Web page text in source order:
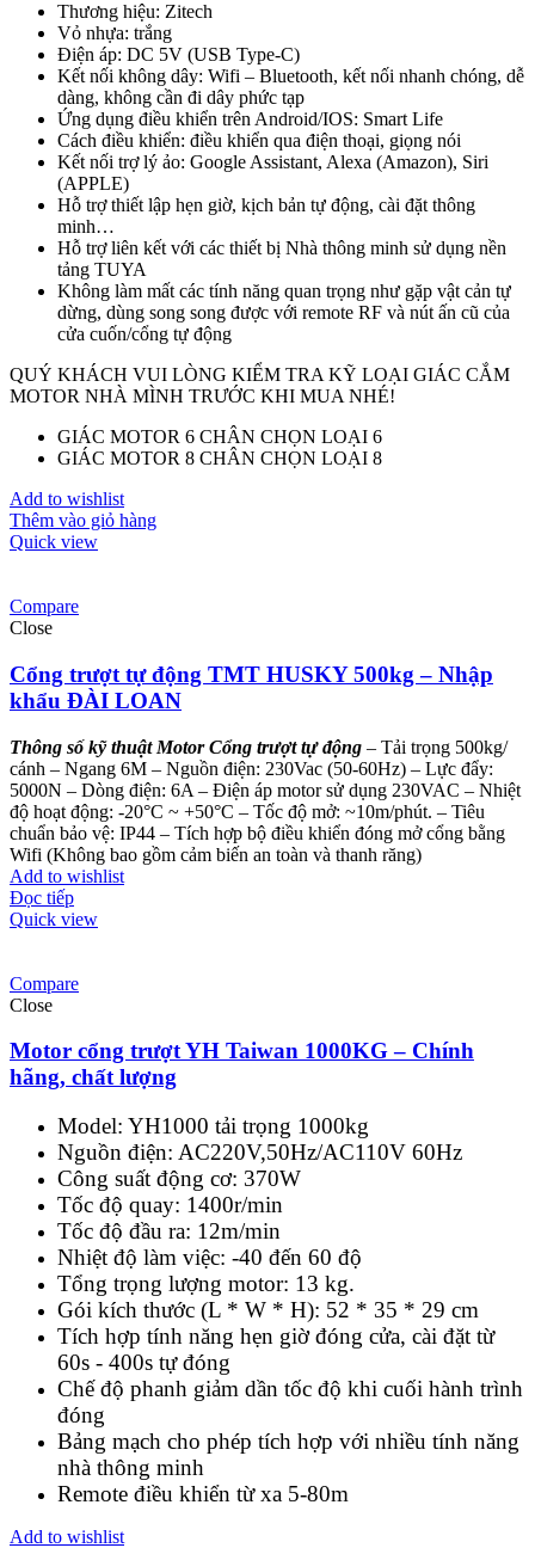
Thương hiệu: Zitech
Vỏ nhựa: trắng
Điện áp: DC 5V (USB Type-C)
Kết nối không dây: Wifi – Bluetooth, kết nối nhanh chóng, dễ
dàng, không cần đi dây phức tạp
Ứng dụng điều khiển trên Android/IOS: Smart Life
Cách điều khiển: điều khiển qua điện thoại, giọng nói
Kết nối trợ lý ảo: Google Assistant, Alexa (Amazon), Siri
(APPLE)
Hỗ trợ thiết lập hẹn giờ, kịch bản tự động, cài đặt thông
minh…
Hỗ trợ liên kết với các thiết bị Nhà thông minh sử dụng nền
tảng TUYA
Không làm mất các tính năng quan trọng như gặp vật cản tự
dừng, dùng song song được với remote RF và nút ấn cũ của
cửa cuốn/cổng tự động
QUÝ KHÁCH VUI LÒNG KIỂM TRA KỸ LOẠI GIÁC CẮM
MOTOR NHÀ MÌNH TRƯỚC KHI MUA NHÉ!
GIÁC MOTOR 6 CHÂN CHỌN LOẠI 6
GIÁC MOTOR 8 CHÂN CHỌN LOẠI 8
Add to wishlist
Thêm vào giỏ hàng
Quick view
Compare
Close
Cổng trượt tự động TMT HUSKY 500kg – Nhập
khẩu ĐÀI LOAN
Thông số kỹ thuật Motor Cổng trượt tự động – Tải trọng 500kg/
cánh – Ngang 6M – Nguồn điện: 230Vac (50-60Hz) – Lực đẩy:
5000N – Dòng điện: 6A – Điện áp motor sử dụng 230VAC – Nhiệt
độ hoạt động: -20°C ~ +50°C – Tốc độ mở: ~10m/phút. – Tiêu
chuẩn bảo vệ: IP44 – Tích hợp bộ điều khiển đóng mở cổng bằng
Wifi (Không bao gồm cảm biến an toàn và thanh răng)
Add to wishlist
Đọc tiếp
Quick view
Compare
Close
Motor cổng trượt YH Taiwan 1000KG – Chính
hãng, chất lượng
Model: YH1000 tải trọng 1000kg
Nguồn điện: AC220V,50Hz/AC110V 60Hz
Công suất động cơ: 370W
Tốc độ quay: 1400r/min
Tốc độ đầu ra: 12m/min
Nhiệt độ làm việc: -40 đến 60 độ
Tổng trọng lượng motor: 13 kg.
Gói kích thước (L * W * H): 52 * 35 * 29 cm
Tích hợp tính năng hẹn giờ đóng cửa, cài đặt từ
60s - 400s tự đóng
Chế độ phanh giảm dần tốc độ khi cuối hành trình
đóng
Bảng mạch cho phép tích hợp với nhiều tính năng
nhà thông minh
Remote điều khiển từ xa 5-80m
Add to wishlist